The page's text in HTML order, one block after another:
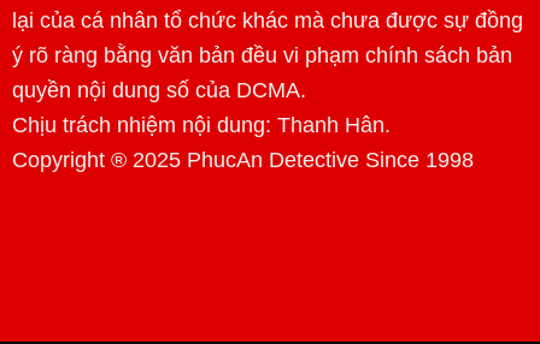
lại của cá nhân tổ chức khác mà chưa được sự đồng
ý rõ ràng bằng văn bản đều vi phạm chính sách bản
quyền nội dung số của DCMA.
Chịu trách nhiệm nội dung: Thanh Hân.
Copyright ® 2025 PhucAn Detective Since 1998